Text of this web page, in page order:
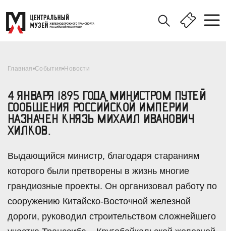
Главная События Новости
4 ЯНВАРЯ 1895 ГОДА МИНИСТРОМ ПУТЕЙ
СООБЩЕНИЯ РОССИЙСКОЙ ИМПЕРИИ
НАЗНАЧЕН КНЯЗЬ МИХАИЛ ИВАНОВИЧ
ХИЛКОВ.
Выдающийся министр, благодаря стараниям
которого были претворены в жизнь многие
грандиозные проекты. Он организовал работу по
сооружению Китайско-Восточной железной
дороги, руководил строительством сложнейшего